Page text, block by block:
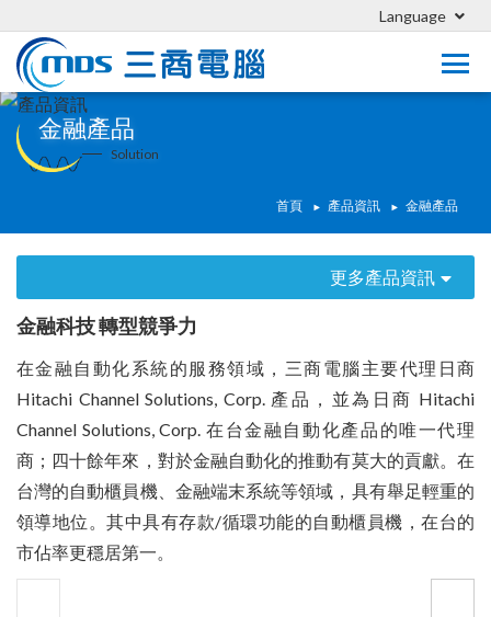
Language
金融產品
Solution
首頁 產品資訊 金融產品
更多產品資訊
金融科技 轉型競爭力
在金融自動化系統的服務領域，三商電腦主要代理日商
Hitachi Channel Solutions, Corp. 產品，並為日商 Hitachi
Channel Solutions, Corp. 在台金融自動化產品的唯一代理
商；四十餘年來，對於金融自動化的推動有莫大的貢獻。在
台灣的自動櫃員機、金融端末系統等領域，具有舉足輕重的
領導地位。其中具有存款/循環功能的自動櫃員機，在台的
市佔率更穩居第一。